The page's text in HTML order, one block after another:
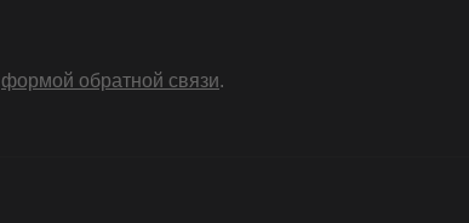
формой обратной связи.